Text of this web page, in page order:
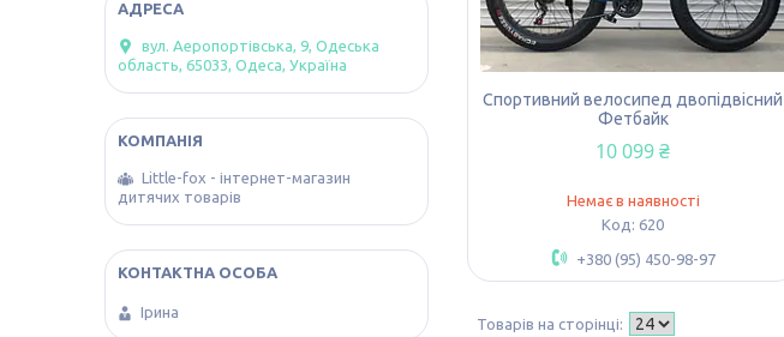
Спортивний велосипед двопідвісний
Фетбайк
10 099 ₴
Немає в наявності
620
+380 (95) 450-98-97
вул. Аеропортівська, 9, Одеська
область, 65033, Одеса, Україна
Little-fox - інтернет-магазин
дитячих товарів
Ірина